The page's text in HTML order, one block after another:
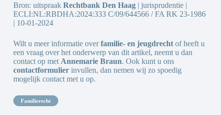
Bron: uitspraak Rechtbank Den Haag| jurisprudentie |
ECLI:NL:RBDHA:2024:333 C/09/644566 / FA RK 23-1986
| 10-01-2024
Wilt u meer informatie overfamilie- en jeugdrechtof heeft u
een vraag over het onderwerp van dit artikel, neemt u dan
contact op met Annemarie Braun. Ook kunt u ons
contactformulierinvullen, dan nemen wij zo spoedig
mogelijk contact met u op.
familierecht